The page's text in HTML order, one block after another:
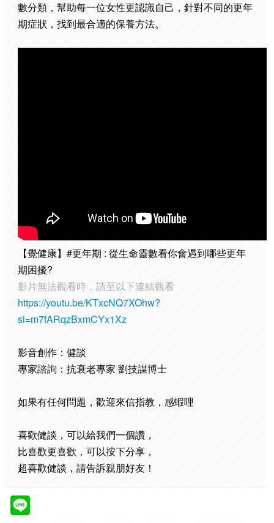
數分類，幫助每一位女性更認識自己，針對不同的更年
期症狀，找到最合適的保養方法。
【覺健康】#更年期 : 從生命靈數看你會遇到哪些更年
期困擾?
影片無法觀看時，請至以下連結觀看
https://youtu.be/KTxcNQ7XOhw?
si=m7fARqzBxmCYx1Xz
影音創作：健談
專家諮詢：抗衰老專家 劉技謀博士
如果有任何問題，歡迎來信指教，感蝦哩
喜歡健談，可以給我們一個讚，
比喜歡更喜歡，可以按下分享，
超喜歡健談，請告訴親朋好友！